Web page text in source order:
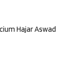
Hajar Aswad